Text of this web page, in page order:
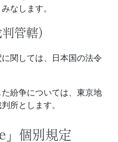
なします。
管轄）
関しては、日本国の法令
紛争については、東京地
所とします。
個別規定